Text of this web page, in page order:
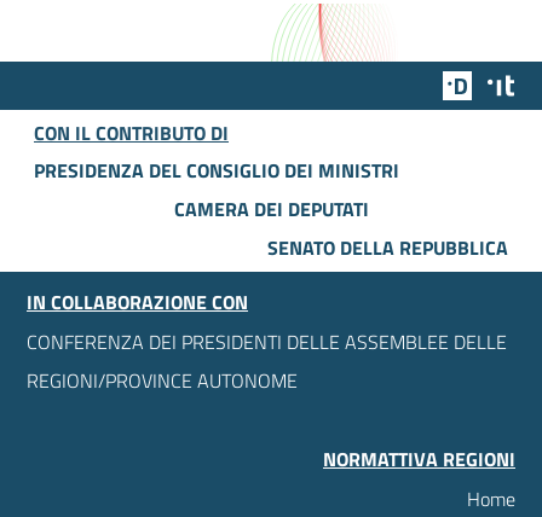
Team
CON IL CONTRIBUTO DI
PRESIDENZA DEL CONSIGLIO DEI MINISTRI
CAMERA DEI DEPUTATI
SENATO DELLA REPUBBLICA
IN COLLABORAZIONE CON
CONFERENZA DEI PRESIDENTI DELLE ASSEMBLEE DELLE
REGIONI/PROVINCE AUTONOME
NORMATTIVA REGIONI
Home